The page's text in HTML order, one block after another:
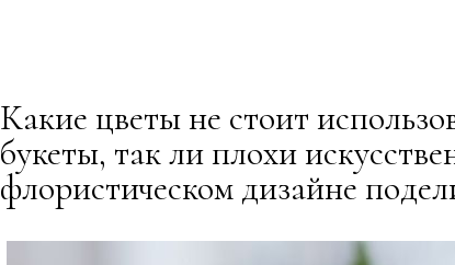
Какие цветы не стоит
букеты, так ли плохи
флористическом дизайне